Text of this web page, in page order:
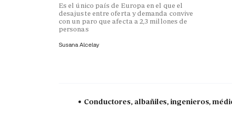
Es el único país de Europa en el que el
desajuste entre oferta y demanda convive
con un paro que afecta a 2,3 millones de
personas
Susana Alcelay
Conductores, albañiles, ingenieros,